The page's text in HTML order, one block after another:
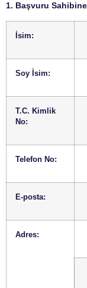
1. Başvuru
İsim:
Soy İsim:
T.C. Kimlik
No:
Telefon No:
E-posta:
Adres: